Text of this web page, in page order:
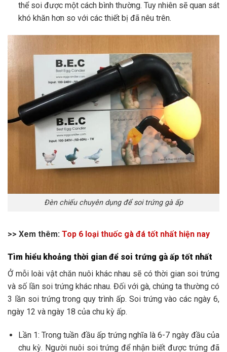
thể soi được một cách bình thường. Tuy nhiên sẽ quan sát
khó khăn hơn so với các thiết bị đã nêu trên.
Đèn chiếu chuyên dụng để soi trứng gà ấp
>> Xem thêm: Top 6 loại thuốc gà đá tốt nhất hiện nay
Tìm hiểu khoảng thời gian để soi trứng gà ấp tốt nhất
Ở mỗi loài vật chăn nuôi khác nhau sẽ có thời gian soi trứng
và số lần soi trứng khác nhau. Đối với gà, chúng ta thường có
3 lần soi trứng trong quy trình ấp. Soi trứng vào các ngày 6,
ngày 12 và ngày 18 của chu kỳ ấp.
Lần 1: Trong tuần đầu ấp trứng nghĩa là 6-7 ngày đầu của
chu kỳ. Người nuôi soi trứng để nhận biết được trứng đã